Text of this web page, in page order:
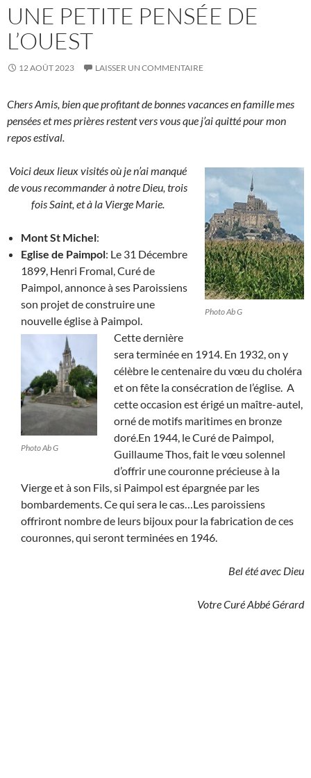
UNE PETITE PENSÉE DE
L’OUEST
12 AOÛT 2023 LAISSER UN COMMENTAIRE
Chers Amis, bien que profitant de bonnes vacances en famille mes
pensées et mes prières restent vers vous que j’ai quitté pour mon
repos estival.
Photo Ab G
Voici deux lieux visités où je n’ai manqué
de vous recommander à notre Dieu, trois
fois Saint, et à la Vierge Marie.
Mont St Michel:
Eglise de Paimpol: Le 31 Décembre
1899, Henri Fromal, Curé de
Paimpol, annonce à ses Paroissiens
son projet de construire une
nouvelle église à Paimpol.
Photo Ab G
Cette dernière
sera terminée en 1914. En 1932, on y
célèbre le centenaire du vœu du choléra
et on fête la consécration de l’église. A
cette occasion est érigé un maître-autel,
orné de motifs maritimes en bronze
doré.En 1944, le Curé de Paimpol,
Guillaume Thos, fait le vœu solennel
d’offrir une couronne précieuse à la
Vierge et à son Fils, si Paimpol est épargnée par les
bombardements. Ce qui sera le cas…Les paroissiens
offriront nombre de leurs bijoux pour la fabrication de ces
couronnes, qui seront terminées en 1946.
Bel été avec Dieu
Votre Curé Abbé Gérard